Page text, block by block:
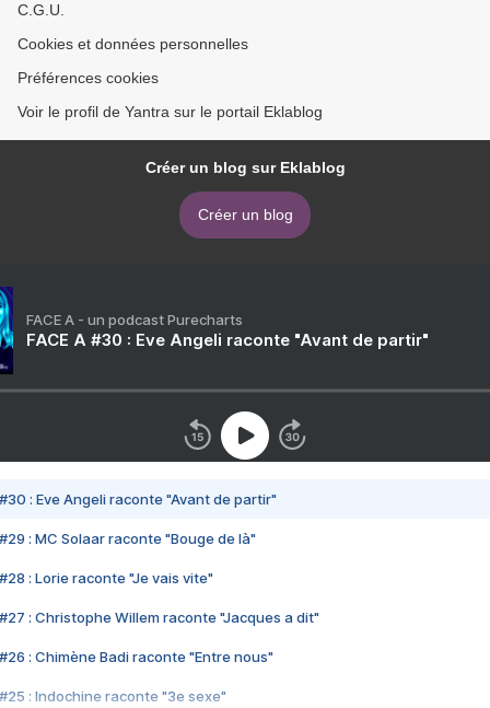
C.G.U.
Cookies et données personnelles
Préférences cookies
Voir le profil de Yantra sur le portail Eklablog
Créer un blog sur Eklablog
Créer un blog
FACE A - un podcast Purecharts
FACE A #30 : Eve Angeli raconte "Avant de partir"
#30 : Eve Angeli raconte "Avant de partir"
#29 : MC Solaar raconte "Bouge de là"
#28 : Lorie raconte "Je vais vite"
#27 : Christophe Willem raconte "Jacques a dit"
#26 : Chimène Badi raconte "Entre nous"
#25 : Indochine raconte "3e sexe"